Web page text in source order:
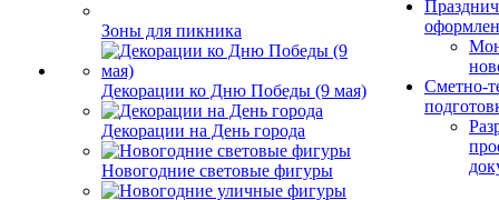
Зоны для пикника
Декорации ко Дню Победы (9 мая)
Декорации на День города
Новогодние световые фигуры
Сметно-